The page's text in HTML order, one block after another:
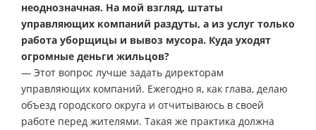
неоднозначная. На мой взгляд, штаты
управляющих компаний раздуты, а из услуг только
работа уборщицы и вывоз мусора. Куда уходят
огромные деньги жильцов?
— Этот вопрос лучше задать директорам
управляющих компаний. Ежегодно я, как глава, делаю
объезд городского округа и отчитываюсь в своей
работе перед жителями. Такая же практика должна